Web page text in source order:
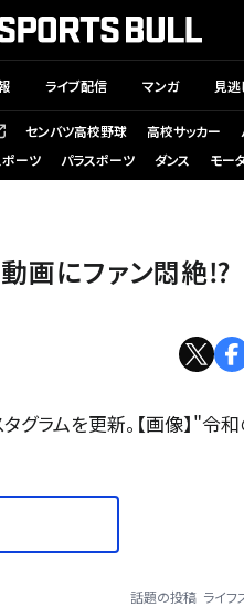
ライブ配信 マンガ 見逃
センバツ高校野球 高校サッカー
ポーツ パラスポーツ ダンス モー
画にファン悶絶⁉
グラムを更新。【画像】"令
話題の投稿 ライフ